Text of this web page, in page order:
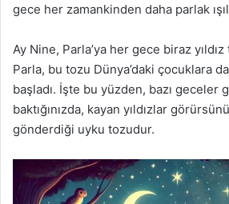
gece her zamankinden daha parlak
Ay Nine, Parla’ya her gece biraz
Parla, bu tozu Dünya’daki çocuklara
başladı. İşte bu yüzden, bazı geceler
baktığınızda, kayan yıldızlar
gönderdiği uyku tozudur.